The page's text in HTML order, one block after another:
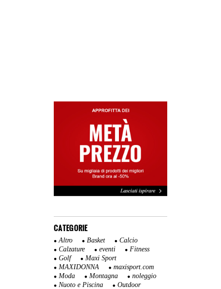
CATEGORIE
Altro Basket
Calcio
Calzature
eventi
Fitness
Golf
Maxi Sport
MAXIDONNA
maxisport.com
Moda
Montagna
noleggio
Nuoto e Piscina
Outdoor